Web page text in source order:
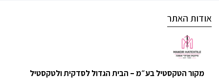
אודות האתר
מקור הטקסטיל בע״מ – הבית הגדול לסדקית ולטקסטיל